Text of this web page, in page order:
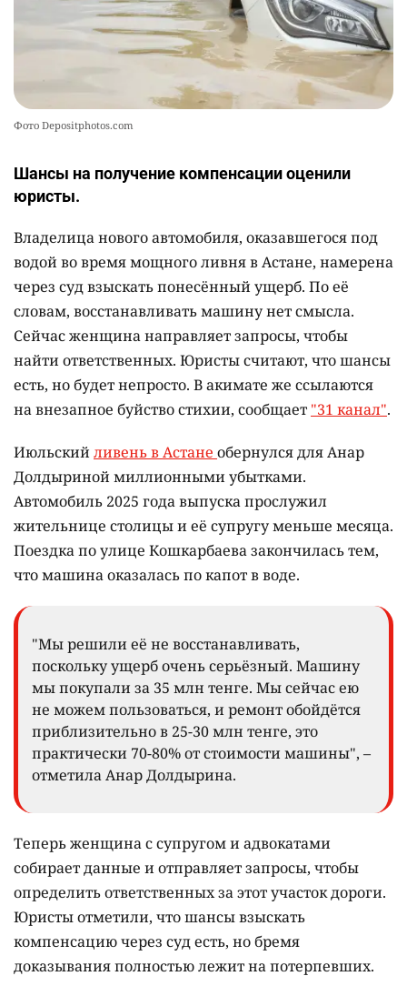
Фото Depositphotos.com
Шансы на получение компенсации оценили
юристы.
Владелица нового автомобиля, оказавшегося под
водой во время мощного ливня в Астане, намерена
через суд взыскать понесённый ущерб. По её
словам, восстанавливать машину нет смысла.
Сейчас женщина направляет запросы, чтобы
найти ответственных. Юристы считают, что шансы
есть, но будет непросто. В акимате же ссылаются
на внезапное буйство стихии, сообщает "31 канал".
Июльскийливень в Астане обернулся для Анар
Долдыриной миллионными убытками.
Автомобиль 2025 года выпуска прослужил
жительнице столицы и её супругу меньше месяца.
Поездка по улице Кошкарбаева закончилась тем,
что машина оказалась по капот в воде.
"Мы решили её не восстанавливать,
поскольку ущерб очень серьёзный. Машину
мы покупали за 35 млн тенге. Мы сейчас ею
не можем пользоваться, и ремонт обойдётся
приблизительно в 25-30 млн тенге, это
практически 70-80% от стоимости машины", –
отметила Анар Долдырина.
Теперь женщина с супругом и адвокатами
собирает данные и отправляет запросы, чтобы
определить ответственных за этот участок дороги.
Юристы отметили, что шансы взыскать
компенсацию через суд есть, но бремя
доказывания полностью лежит на потерпевших.